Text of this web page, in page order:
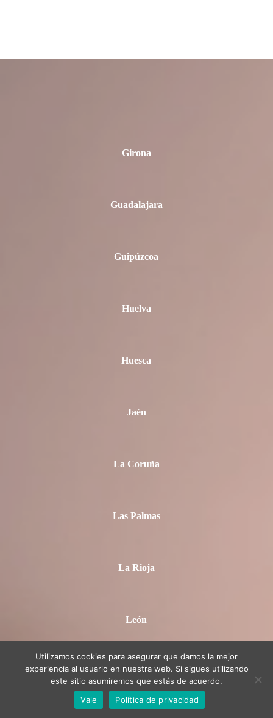
Girona
Guadalajara
Guipúzcoa
Huelva
Huesca
Jaén
La Coruña
Las Palmas
La Rioja
León
Lleida
Utilizamos cookies para asegurar que damos la mejor
experiencia al usuario en nuestra web. Si sigues utilizando
este sitio asumiremos que estás de acuerdo.
Vale
Política de privacidad